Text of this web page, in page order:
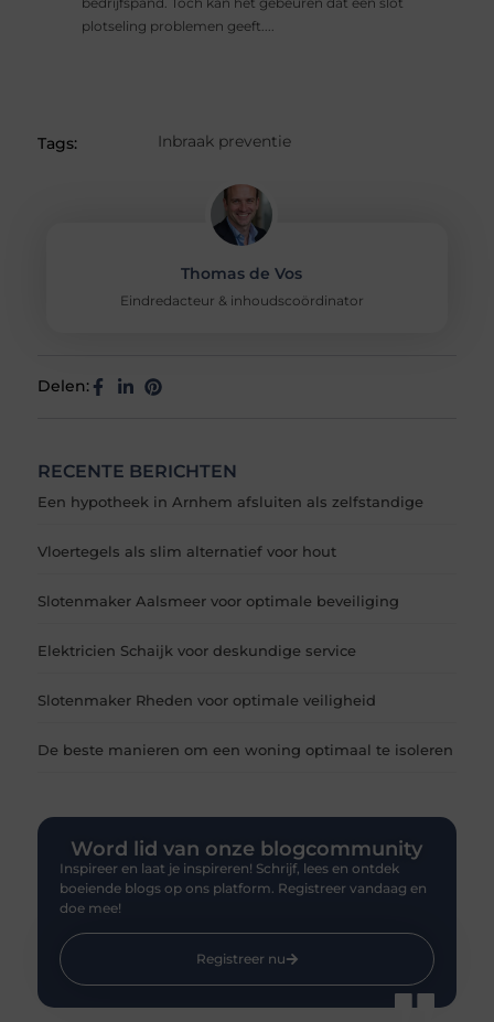
bedrijfspand. Toch kan het gebeuren dat een slot
plotseling problemen geeft....
Tags: Inbraak preventie
Thomas de Vos
Eindredacteur & inhoudscoördinator
Delen:
RECENTE BERICHTEN
Een hypotheek in Arnhem afsluiten als zelfstandige
Vloertegels als slim alternatief voor hout
Slotenmaker Aalsmeer voor optimale beveiliging
Elektricien Schaijk voor deskundige service
Slotenmaker Rheden voor optimale veiligheid
De beste manieren om een woning optimaal te isoleren
Word lid van onze blogcommunity
Inspireer en laat je inspireren! Schrijf, lees en ontdek
boeiende blogs op ons platform. Registreer vandaag en
doe mee!
Registreer nu